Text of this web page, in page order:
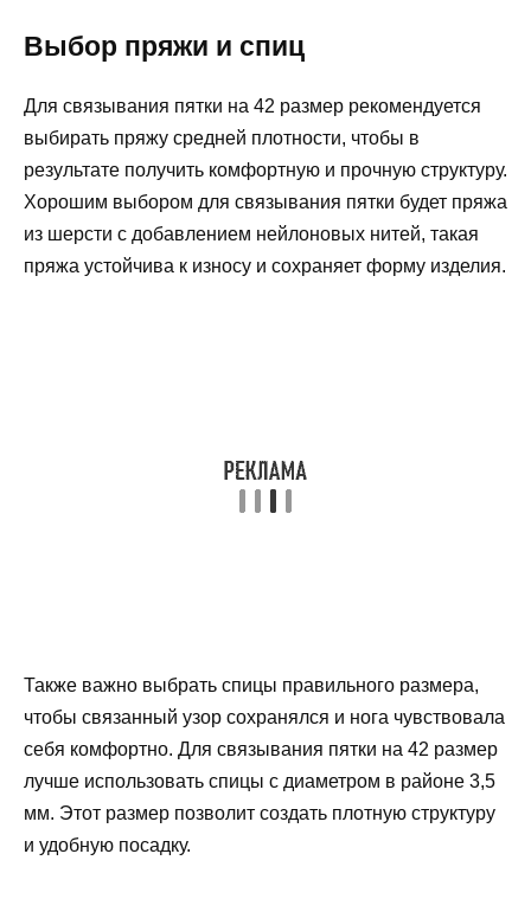
Выбор пряжи и спиц
Для связывания пятки на 42 размер рекомендуется
выбирать пряжу средней плотности, чтобы в
результате получить комфортную и прочную структуру.
Хорошим выбором для связывания пятки будет пряжа
из шерсти с добавлением нейлоновых нитей, такая
пряжа устойчива к износу и сохраняет форму изделия.
Также важно выбрать спицы правильного размера,
чтобы связанный узор сохранялся и нога чувствовала
себя комфортно. Для связывания пятки на 42 размер
лучше использовать спицы с диаметром в районе 3,5
мм. Этот размер позволит создать плотную структуру
и удобную посадку.